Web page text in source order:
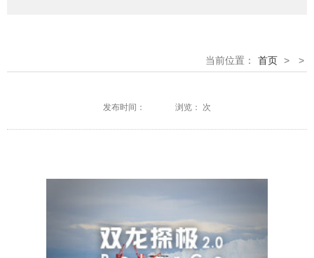
当前位置： 首页 > >
发布时间： 浏览： 次